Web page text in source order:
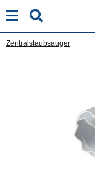
Zentralstaubsauger